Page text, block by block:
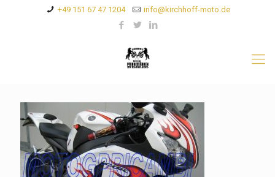
+49 151 67 47 1204 info@kirchhoff-moto.de